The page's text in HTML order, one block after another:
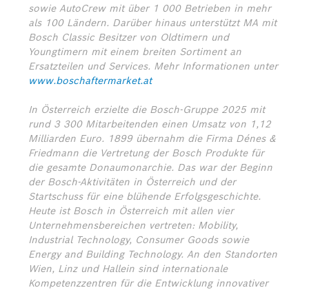
sowie AutoCrew mit über 1 000 Betrieben in mehr
als 100 Ländern. Darüber hinaus unterstützt MA mit
Bosch Classic Besitzer von Oldtimern und
Youngtimern mit einem breiten Sortiment an
Ersatzteilen und Services. Mehr Informationen unter
www.boschaftermarket.at
In Österreich erzielte die Bosch-Gruppe 2025 mit
rund 3 300 Mitarbeitenden einen Umsatz von 1,12
Milliarden Euro. 1899 übernahm die Firma Dénes &
Friedmann die Vertretung der Bosch Produkte für
die gesamte Donaumonarchie. Das war der Beginn
der Bosch-Aktivitäten in Österreich und der
Startschuss für eine blühende Erfolgsgeschichte.
Heute ist Bosch in Österreich mit allen vier
Unternehmensbereichen vertreten: Mobility,
Industrial Technology, Consumer Goods sowie
Energy and Building Technology. An den Standorten
Wien, Linz und Hallein sind internationale
Kompetenzzentren für die Entwicklung innovativer